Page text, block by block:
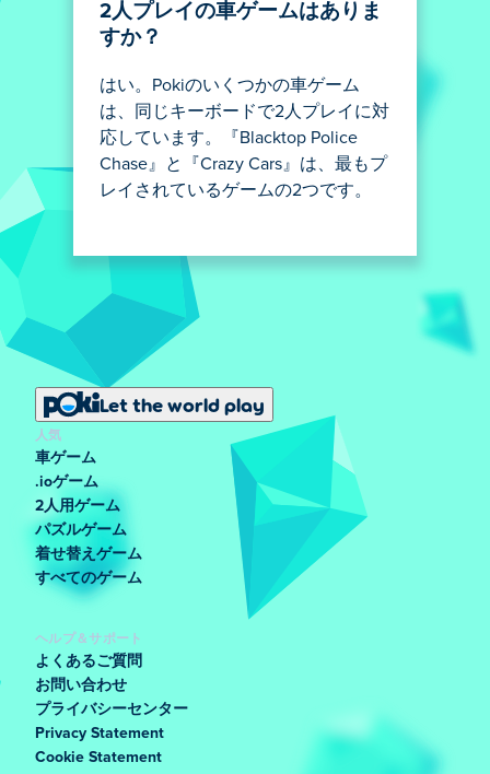
2人プレイの車ゲームはありま
すか？
はい。Pokiのいくつかの車ゲーム
は、同じキーボードで2人プレイに対
応しています。『Blacktop Police
Chase』と『Crazy Cars』は、最もプ
レイされているゲームの2つです。
Let the world play
人気
車ゲーム
.ioゲーム
2人用ゲーム
パズルゲーム
着せ替えゲーム
すべてのゲーム
ヘルプ＆サポート
よくあるご質問
お問い合わせ
プライバシーセンター
Privacy Statement
Cookie Statement